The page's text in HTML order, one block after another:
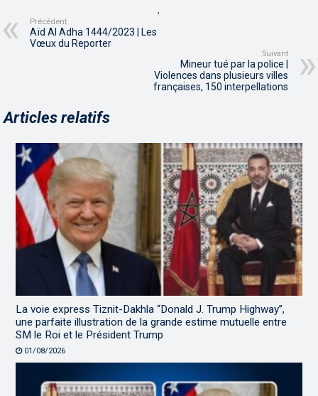
,
Précédent
Aïd Al Adha 1444/2023 | Les
Vœux du Reporter
Suivant
Mineur tué par la police |
Violences dans plusieurs villes
françaises, 150 interpellations
Articles relatifs
La voie express Tiznit-Dakhla “Donald J. Trump Highway”,
une parfaite illustration de la grande estime mutuelle entre
SM le Roi et le Président Trump
01/08/2026